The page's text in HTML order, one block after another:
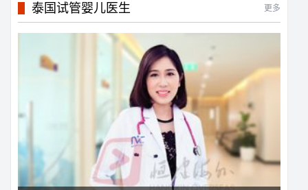
泰国试管婴儿医生 更多